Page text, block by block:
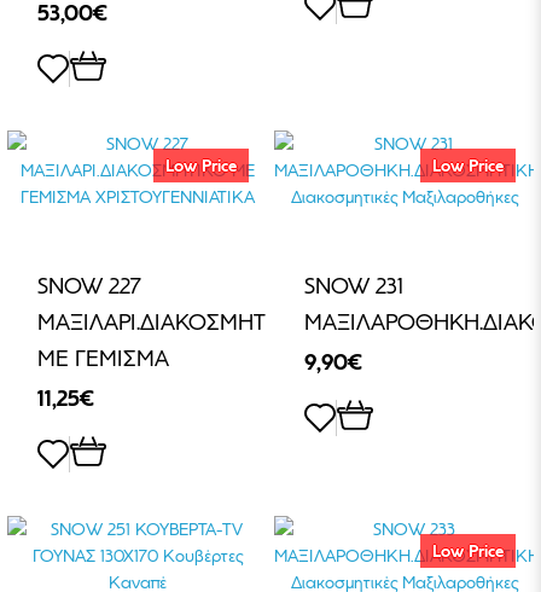
53,00€
Low Price
SNOW 227
ΜΑΞΙΛΑΡΙ.ΔΙΑΚΟΣΜΗΤΙΚΟ
ΜΕ ΓΕΜΙΣΜΑ
11,25€
Low Price
SNOW 231
9,90€
Low Price